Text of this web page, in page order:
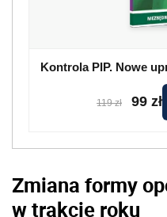
Kontrola PIP. Nowe
119 zł 99 zł
Zmiana formy
w trakcie roku